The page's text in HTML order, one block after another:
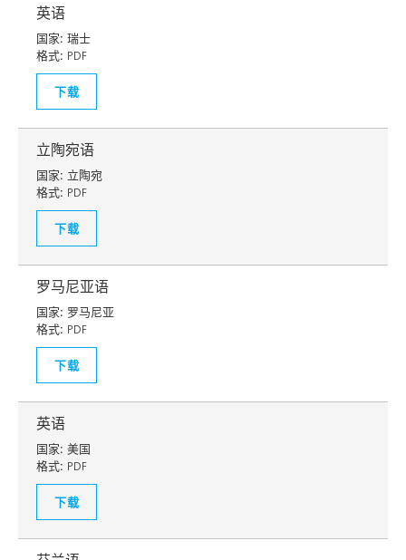
英语
国家: 瑞士
格式: PDF
下载
立陶宛语
国家: 立陶宛
格式: PDF
下载
罗马尼亚语
国家: 罗马尼亚
格式: PDF
下载
英语
国家: 美国
格式: PDF
下载